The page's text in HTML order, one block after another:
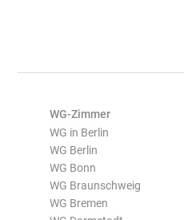
WG-Zimmer
WG in Berlin
WG Berlin
WG Bonn
WG Braunschweig
WG Bremen